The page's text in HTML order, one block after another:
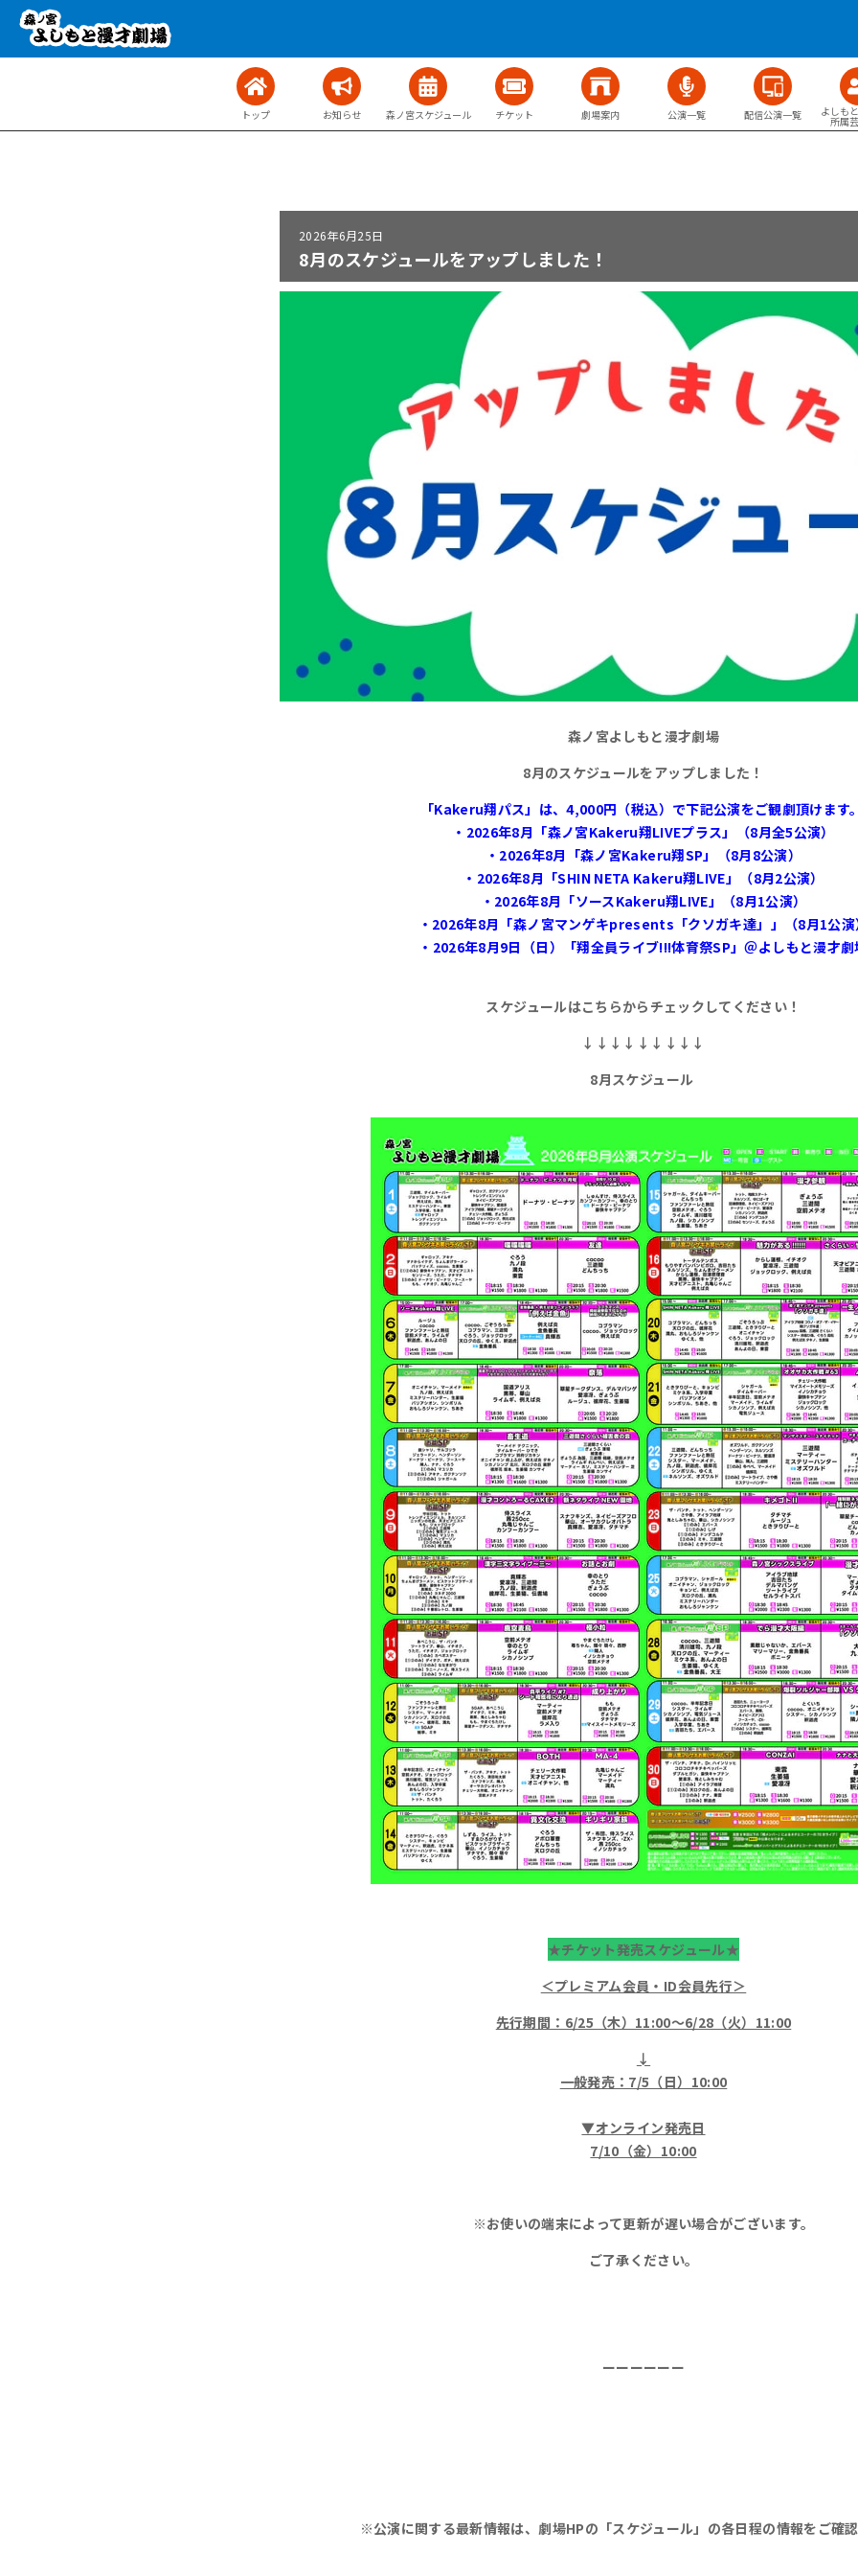
トップ お知らせ 森ノ宮スケジュール チケット 劇場案内 公演一覧 配信公演一覧 よしも
所属
2026年6月25日
8月のスケジュールをアップしました！
森ノ宮よしもと漫才劇場
8月のスケジュールをアップしました！
「Kakeru翔パス」は、4,000円（税込）で下記公演をご観劇頂けます
・2026年8月「森ノ宮Kakeru翔LIVEプラス」（8月全5公演）
・2026年8月「森ノ宮Kakeru翔SP」（8月8公演）
・2026年8月「SHIN NETA Kakeru翔LIVE」（8月2公演）
・2026年8月「ソースKakeru翔LIVE」（8月1公演）
・2026年8月「森ノ宮マンゲキpresents「クソガキ達」」（8月1公
・2026年8月9日（日）「翔全員ライブ!!!体育祭SP」＠よしもと漫才劇
スケジュールはこちらからチェックしてください！
↓↓↓↓↓↓↓↓↓
8月 スケジュール
★チケット発売スケジュール★
＜プレミアム会員・ID会員先行＞
先行期間：6/25（木）11:00～6/28（火）11:00
↓
一般発売：7/5（日）10:00
▼オンライン発売日
7/10（金）10:00
※お使いの端末によって更新が遅い場合がございます。
ご了承ください。
ーーーーーー
※公演に関する最新情報は、 劇場HPの「スケジュール」 の各日程の情報をご確